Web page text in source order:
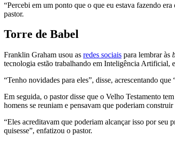
“Percebi em um ponto que o que eu estava fazendo
pastor.
Torre de Babel
Franklin Graham usou as redes sociais para lembrar às
tecnologia estão trabalhando em Inteligência Artificial,
“Tenho novidades para eles”, disse, acrescentando
Em seguida, o pastor disse que o Velho Testamento
homens se reuniam e pensavam que poderiam
“Eles acreditavam que poderiam alcançar isso por seu
quisesse”, enfatizou o pastor.